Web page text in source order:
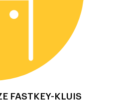
FASTKEY-KLUIS